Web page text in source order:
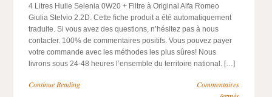
4 Litres Huile Selenia 0W20 + Filtre à Original Alfa Romeo
Giulia Stelvio 2.2D. Cette fiche produit a été automatiquement
traduite. Si vous avez des questions, n’hésitez pas à nous
contacter. 100% de commentaires positifs. Vous pouvez payer
votre commande avec les méthodes les plus sûres! Nous
livrons sous 24-48 heures l’ensemble du territoire national. […]
Continue Reading
Commentaires